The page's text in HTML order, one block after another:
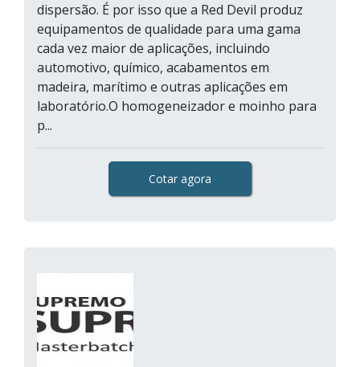
dispersão. É por isso que a Red Devil produz
equipamentos de qualidade para uma gama
cada vez maior de aplicações, incluindo
automotivo, químico, acabamentos em
madeira, marítimo e outras aplicações em
laboratório.O homogeneizador e moinho para
p...
Cotar agora